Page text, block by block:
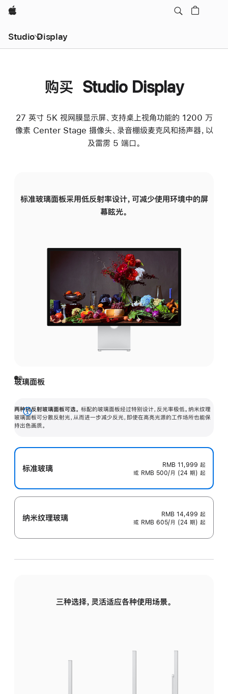
Apple
Studio Display
购买 Studio Display
27 英寸 5K 视网膜显示屏、支持桌上视角功能的 1200 万
像素 Center Stage 摄像头、录音棚级麦克风和扬声器，以
及雷雳 5 端口。
标准玻璃面板采用低反射率设计，可减少使用环境中的屏
幕眩光。
玻璃面板
两种抗反射玻璃面板可选。 标配的玻璃面板经过特别设计，反光率极低。纳米纹理
玻璃面板可分散反射光，从而进一步减少反光，即使在高亮光源的工作场所也能保
持出色画质。
展
开
标准玻璃 RMB 11,999 起
或 RMB 500/月 (24 期) 起
纳米纹理玻璃 RMB 14,499 起
或 RMB 605/月 (24 期) 起
三种选择，灵活适应各种使用场景。